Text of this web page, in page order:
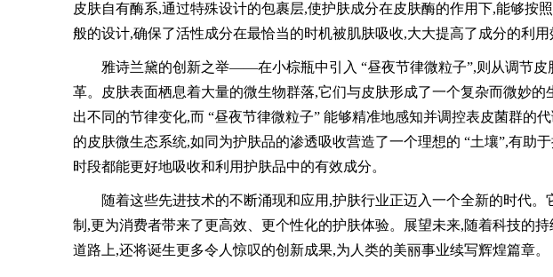
皮肤自有酶系,通过特殊设计的包裹层,使护肤成分在皮肤酶的作用下,能够按
般的设计,确保了活性成分在最恰当的时机被肌肤吸收,大大提高了成分的利用
雅诗兰黛的创新之举——在小棕瓶中引入 “昼夜节律微粒子”,则从调节
革。皮肤表面栖息着大量的微生物群落,它们与皮肤形成了一个复杂而微妙
出不同的节律变化,而 “昼夜节律微粒子” 能够精准地感知并调控表皮菌群的
的皮肤微生态系统,如同为护肤品的渗透吸收营造了一个理想的 “土壤”,有助
时段都能更好地吸收和利用护肤品中的有效成分。
随着这些先进技术的不断涌现和应用,护肤行业正迈入一个全新的时代
制,更为消费者带来了更高效、更个性化的护肤体验。展望未来,随着科技的
道路上,还将诞生更多令人惊叹的创新成果,为人类的美丽事业续写辉煌篇章。